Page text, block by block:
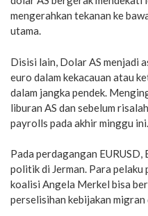
mengerahkan tekanan ke
utama.
Disisi lain, Dolar AS menjadi
euro dalam kekacauan atau
dalam jangka pendek.
liburan AS dan sebelum
payrolls pada akhir minggu ini.
Pada perdagangan
politik di Jerman. Para pelaku
koalisi Angela Merkel bisa
perselisihan kebijakan